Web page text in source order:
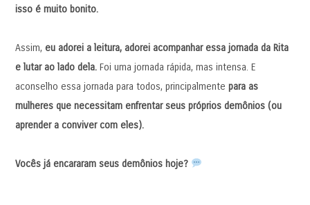
isso é muito bonito.
Assim, eu adorei a leitura, adorei acompanhar essa jornada da Rita
e lutar ao lado dela.Foi uma jornada rápida, mas intensa. E
aconselho essa jornada para todos, principalmente para as
mulheres que necessitam enfrentar seus próprios demônios (ou
aprender a conviver com eles).
Vocês já encararam seus demônios hoje?